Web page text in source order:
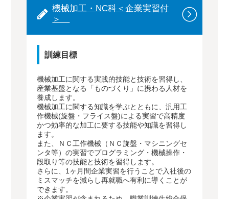
機械加工・NC科＜企業実習付
＞
訓練目標
機械加工に関する実践的技能と技術を習得し、
産業基盤となる「ものづくり」に携わる人材を
養成します。
機械加工に関する知識を学ぶとともに、汎用工
作機械(旋盤・フライス盤)による実習で高精度
かつ効率的な加工に要する技能や知識を習得し
ます。
また、ＮＣ工作機械（ＮＣ旋盤・マシニングセ
ンタ等）の実習でプログラミング・機械操作・
段取り等の技能と技術を習得します。
さらに、1ヶ月間企業実習を行うことで入社後の
ミスマッチを減らし再就職へ有利に導くことが
できます。